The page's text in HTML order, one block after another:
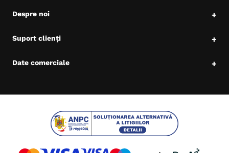
Despre noi +
Suport clienți +
Date comerciale +